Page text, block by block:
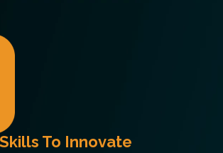
To Innovate